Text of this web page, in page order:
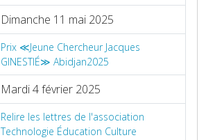
Dimanche 11 mai 2025
Prix ≪Jeune Chercheur Jacques
GINESTIÉ≫ Abidjan2025
Mardi 4 février 2025
Relire les lettres de l'association
Technologie Éducation Culture